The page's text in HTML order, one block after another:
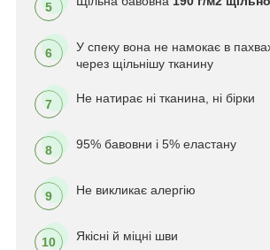
5
6
У спеку вона не намокає в
через щільнішу тканину
7 Не натирає ні тканина, ні бірки
8 95% бавовни і 5% еластану
9 Не викликає алергію
10 Якісні й міцні шви